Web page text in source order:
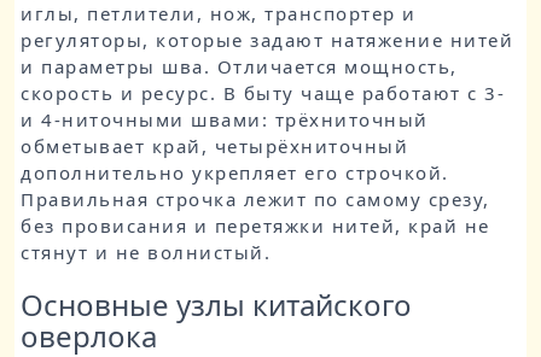
иглы, петлители, нож, транспортер и
регуляторы, которые задают натяжение нитей
и параметры шва. Отличается мощность,
скорость и ресурс. В быту чаще работают с 3‑
и 4‑ниточными швами: трёхниточный
обметывает край, четырёхниточный
дополнительно укрепляет его строчкой.
Правильная строчка лежит по самому срезу,
без провисания и перетяжки нитей, край не
стянут и не волнистый.
Основные узлы китайского
оверлока